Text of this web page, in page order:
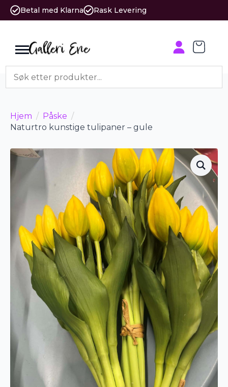
Betal med Klarna Rask Levering
Hjem
Påske
Naturtro kunstige tulipaner – gule